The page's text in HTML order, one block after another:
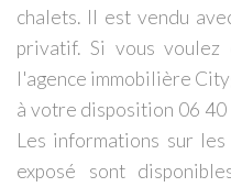
chalets. Il est vendu
privatif. Si vous
l'agence immobilière
à votre disposition 06 40
Les informations sur
exposé sont